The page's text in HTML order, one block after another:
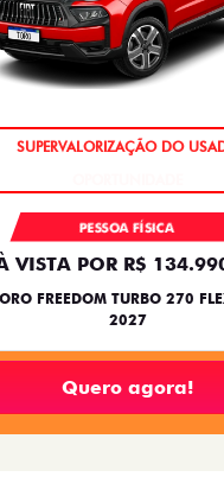
ABARTH TURBO 270
2026
2026/2026
TAXA ZERO
PESSOA FÍSICA
PARCELAS DE R$